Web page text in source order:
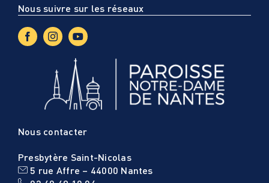
Nous suivre sur les réseaux
Nous contacter
Presbytère Saint-Nicolas
5 rue Affre – 44000 Nantes